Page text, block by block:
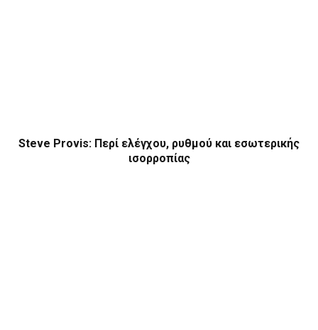
Steve Provis: Περί ελέγχου, ρυθμού και εσωτερικής
ισορροπίας